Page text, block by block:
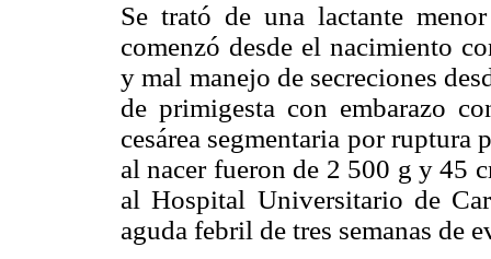
Se trató de una lactante
comenzó desde el nacimiento
y mal manejo de secreciones
de primigesta con embarazo
cesárea segmentaria por ruptura
al nacer fueron de 2 500 g y 45
al Hospital Universitario de
aguda febril de tres semanas de